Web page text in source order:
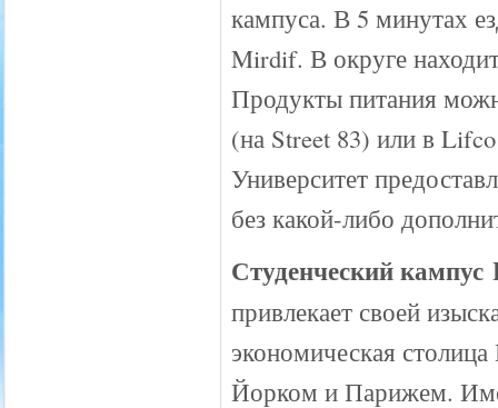
кампуса. В 5 минутах
Mirdif. В округе
Продукты питания
(на Street 83) или в
Университет
без какой-либо
Студенческий
привлекает своей
экономическая
Йорком и Парижем.